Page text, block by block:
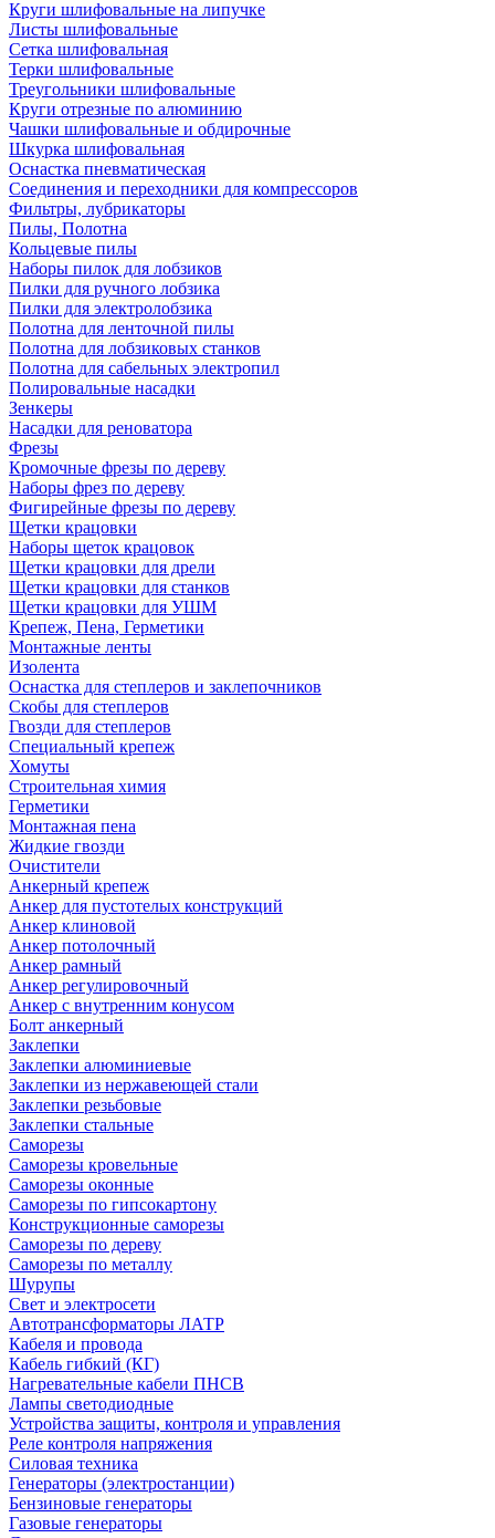
Круги шлифовальные на липучке
Листы шлифовальные
Сетка шлифовальная
Терки шлифовальные
Треугольники шлифовальные
Круги отрезные по алюминию
Чашки шлифовальные и обдирочные
Шкурка шлифовальная
Оснастка пневматическая
Соединения и переходники для компрессоров
Фильтры, лубрикаторы
Пилы, Полотна
Кольцевые пилы
Наборы пилок для лобзиков
Пилки для ручного лобзика
Пилки для электролобзика
Полотна для ленточной пилы
Полотна для лобзиковых станков
Полотна для сабельных электропил
Полировальные насадки
Зенкеры
Насадки для реноватора
Фрезы
Кромочные фрезы по дереву
Наборы фрез по дереву
Фигирейные фрезы по дереву
Щетки крацовки
Наборы щеток крацовок
Щетки крацовки для дрели
Щетки крацовки для станков
Щетки крацовки для УШМ
Крепеж, Пена, Герметики
Монтажные ленты
Изолента
Оснастка для степлеров и заклепочников
Скобы для степлеров
Гвозди для степлеров
Специальный крепеж
Хомуты
Строительная химия
Герметики
Монтажная пена
Жидкие гвозди
Очистители
Анкерный крепеж
Анкер для пустотелых конструкций
Анкер клиновой
Анкер потолочный
Анкер рамный
Анкер регулировочный
Анкер с внутренним конусом
Болт анкерный
Заклепки
Заклепки алюминиевые
Заклепки из нержавеющей стали
Заклепки резьбовые
Заклепки стальные
Саморезы
Саморезы кровельные
Саморезы оконные
Саморезы по гипсокартону
Конструкционные саморезы
Саморезы по дереву
Саморезы по металлу
Шурупы
Свет и электросети
Автотрансформаторы ЛАТР
Кабеля и провода
Кабель гибкий (КГ)
Нагревательные кабели ПНСВ
Лампы светодиодные
Устройства защиты, контроля и управления
Реле контроля напряжения
Силовая техника
Генераторы (электростанции)
Бензиновые генераторы
Газовые генераторы